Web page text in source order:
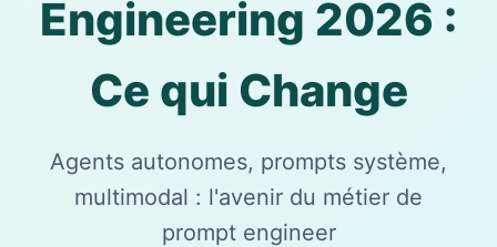
Engineering 2026 :
Ce qui Change
Agents autonomes, prompts système,
multimodal : l'avenir du métier de
prompt engineer